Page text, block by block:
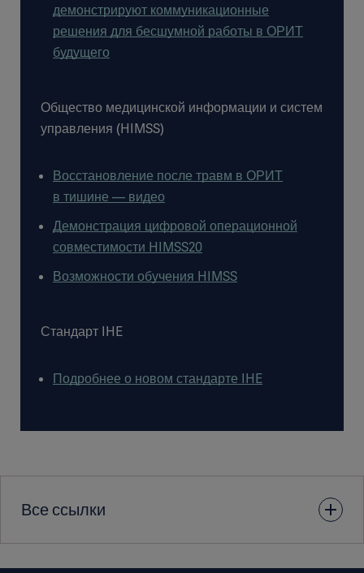
демонстрируют коммуникационные
решения для бесшумной работы в ОРИТ
будущего
Общество медицинской информации и систем
управления (HIMSS)
Восстановление после травм в ОРИТ
в тишине — видео
Демонстрация цифровой операционной
совместимости HIMSS20
Возможности обучения HIMSS
Стандарт IHE
Подробнее о новом стандарте IHE
Все ссылки
1. O.M. Cho, H. Kim, Y.W. Lee, and I. Cho, Clinical Alarms in